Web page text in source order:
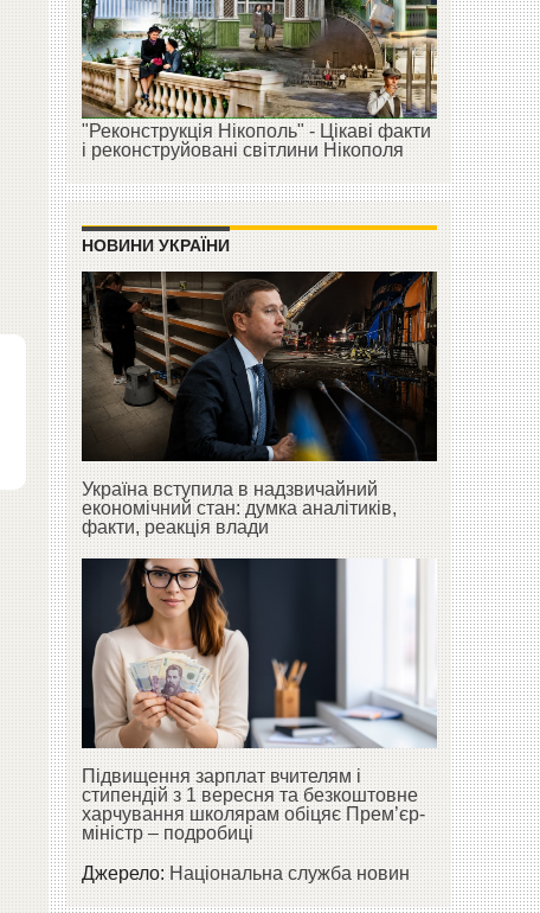
"Реконструкція Нікополь" - Цікаві факти
і реконструйовані світлини Нікополя
НОВИНИ УКРАЇНИ
Україна вступила в надзвичайний
економічний стан: думка аналітиків,
факти, реакція влади
Підвищення зарплат вчителям і
стипендій з 1 вересня та безкоштовне
харчування школярам обіцяє Прем’єр-
міністр – подробиці
Джерело:Національна служба новин